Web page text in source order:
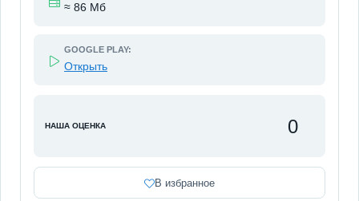
≈ 86 Мб
GOOGLE PLAY:
Открыть
НАША ОЦЕНКА 0
В избранное